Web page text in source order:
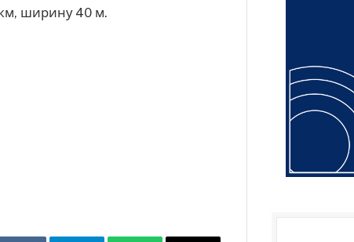
ширину 40 м.